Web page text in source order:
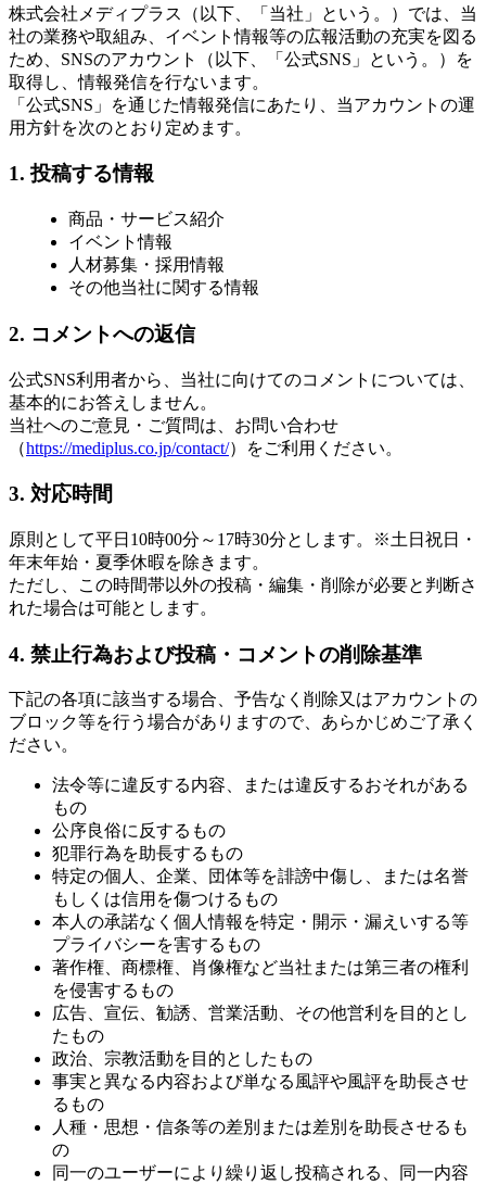
株式会社メディプラス（以下、「当社」という。）では、当
社の業務や取組み、イベント情報等の広報活動の充実を図る
ため、SNSのアカウント（以下、「公式SNS」という。）を
取得し、情報発信を行ないます。
「公式SNS」を通じた情報発信にあたり、当アカウントの運
用方針を次のとおり定めます。
1. 投稿する情報
商品・サービス紹介
イベント情報
人材募集・採用情報
その他当社に関する情報
2. コメントへの返信
公式SNS利用者から、当社に向けてのコメントについては、
基本的にお答えしません。
当社へのご意見・ご質問は、お問い合わせ
（https://mediplus.co.jp/contact/）をご利用ください。
3. 対応時間
原則として平日10時00分～17時30分とします。※土日祝日・
年末年始・夏季休暇を除きます。
ただし、この時間帯以外の投稿・編集・削除が必要と判断さ
れた場合は可能とします。
4. 禁止行為および投稿・コメントの削除基準
下記の各項に該当する場合、予告なく削除又はアカウントの
ブロック等を行う場合がありますので、あらかじめご了承く
ださい。
法令等に違反する内容、または違反するおそれがある
もの
公序良俗に反するもの
犯罪行為を助長するもの
特定の個人、企業、団体等を誹謗中傷し、または名誉
もしくは信用を傷つけるもの
本人の承諾なく個人情報を特定・開示・漏えいする等
プライバシーを害するもの
著作権、商標権、肖像権など当社または第三者の権利
を侵害するもの
広告、宣伝、勧誘、営業活動、その他営利を目的とし
たもの
政治、宗教活動を目的としたもの
事実と異なる内容および単なる風評や風評を助長させ
るもの
人種・思想・信条等の差別または差別を助長させるも
の
同一のユーザーにより繰り返し投稿される、同一内容